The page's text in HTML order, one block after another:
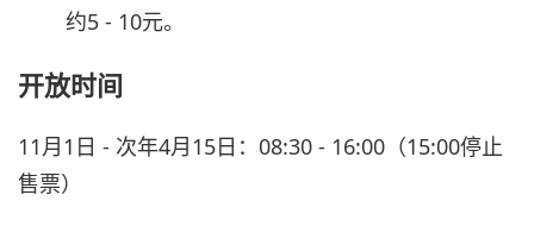
约5 - 10元。
开放时间
11月1日 - 次年4月15日：08:30 - 16:00（15:00停止
售票）